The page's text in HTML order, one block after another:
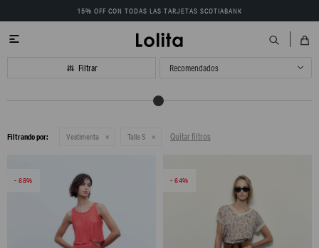
15% OFF CON TODAS LAS TARJETAS SCOTIABANK

Recomendados
Filtrando por: Vestimenta Talle S Quitar filtros
68 64